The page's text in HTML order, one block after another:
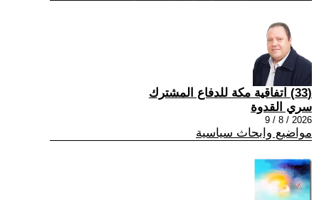
(33) اتفاقية مكة للدفاع المشترك
سري القدوة
2026 / 8 / 9
مواضيع وابحاث سياسية